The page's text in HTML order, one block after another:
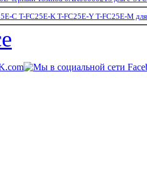
C T-FC25E-K T-FC25E-Y T-FC25E-M